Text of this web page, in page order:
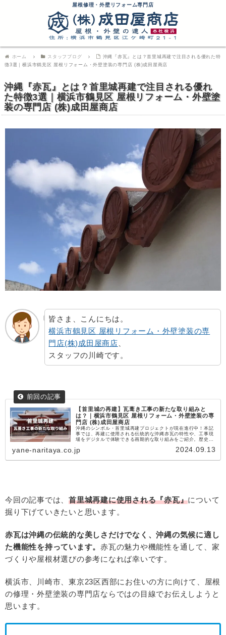
屋根修理・外壁リフォーム専門店
ホーム スタッフブログ
沖縄『赤瓦』とは？首里城再建で注目される優れた特
徴3選｜横浜市鶴見区 屋根リフォーム・外壁塗装の専門店 (株)成田屋商店
沖縄『赤瓦』とは？首里城再建で注目される優れ
た特徴3選｜横浜市鶴見区 屋根リフォーム・外壁塗
装の専門店 (株)成田屋商店
皆さま、こんにちは。
横浜市鶴見区 屋根リフォーム・外壁塗装の専
門店(株) 成田屋商店
スタッフの川崎です。
【首里城の再建】瓦葺き工事の新たな取り組みと
は？｜横浜市鶴見区 屋根リフォーム・外壁塗装の専
門店 (株)成田屋商店
沖縄のシンボル・首里城再建プロジェクトが現在進行中！本記
事では、再建に使用される伝統的な沖縄赤瓦の特性や、工事現
場をデジタルで体験できる画期的な取り組みをご紹介。歴史的
お届けします。屋根や瓦に興味をお持ちの方は必見です！
yane-naritaya.co.jp 2024.09.13
今回の記事では、 首里城再建に使用される『赤瓦』について
掘り下げていきたいと思います。
赤瓦は沖縄の伝統的な美しさだけでなく、沖縄の気候に適し
た機能性を持っています。 赤瓦の魅力や機能性を通して、家
づくりや屋根材選びの参考になれば幸いです。
横浜市、川崎市、東京23区西部にお住いの方に向けて、屋根
の修理・外壁塗装の専門店ならではの目線でお伝えしようと
思います。